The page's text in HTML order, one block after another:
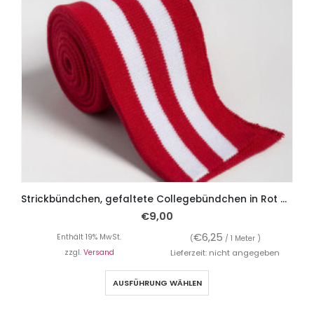
Strickbündchen, gefaltete Collegebündchen in Rot mit weißen Streifen, 135 cm
€9,00
Enthält 19% MwSt. (€6,25 / 1 Meter )
zzgl. Versand Lieferzeit: nicht angegeben
AUSFÜHRUNG WÄHLEN